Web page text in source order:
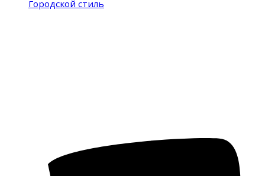
Городской стиль